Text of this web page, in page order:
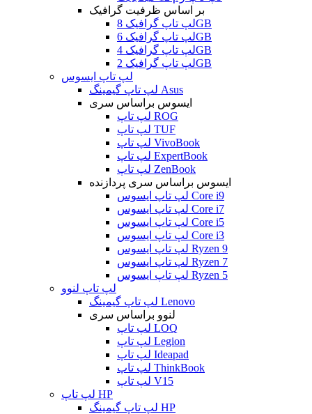
بر اساس ظرفیت گرافیک
لپ تاپ گرافیک 8GB
لپ تاپ گرافیک 6GB
لپ تاپ گرافیک 4GB
لپ تاپ گرافیک 2GB
لپ تاپ ایسوس
لپ تاپ گیمینگ Asus
ایسوس براساس سری
لپ تاپ ROG
لپ تاپ TUF
لپ تاپ VivoBook
لپ تاپ ExpertBook
لپ تاپ ZenBook
ایسوس براساس سری پردازنده
لپ تاپ ایسوس Core i9
لپ تاپ ایسوس Core i7
لپ تاپ ایسوس Core i5
لپ تاپ ایسوس Core i3
لپ تاپ ایسوس Ryzen 9
لپ تاپ ایسوس Ryzen 7
لپ تاپ ایسوس Ryzen 5
لپ تاپ لنوو
لپ تاپ گیمینگ Lenovo
لنوو براساس سری
لپ تاپ LOQ
لپ تاپ Legion
لپ تاپ Ideapad
لپ تاپ ThinkBook
لپ تاپ V15
لپ تاپ HP
لپ تاپ گیمینگ HP